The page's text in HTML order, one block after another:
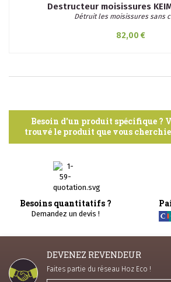
Destructeur moisissures
Détruit les moisissures sans
82,00 €
Besoin d'un produit spécifique ?
trouvé le produit que vous
Besoins quantitatifs ?
Demandez un devis !
DEVENEZ REVENDEUR
Faites partie du réseau Hoz Eco !